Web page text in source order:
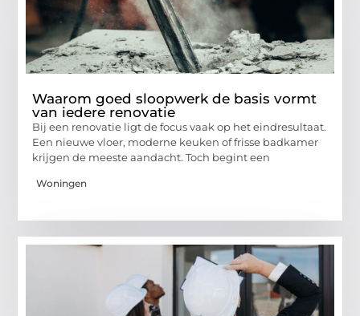
Waarom goed sloopwerk de basis vormt
van iedere renovatie
Bij een renovatie ligt de focus vaak op het eindresultaat.
Een nieuwe vloer, moderne keuken of frisse badkamer
krijgen de meeste aandacht. Toch begint een
Woningen